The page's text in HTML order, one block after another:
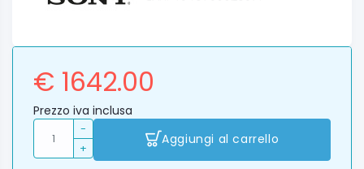
€ 1642.00
Prezzo iva inclusa
-
+
Aggiungi al carrello